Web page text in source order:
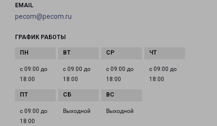
EMAIL
pecom@pecom.ru
ГРАФИК РАБОТЫ
с 09:00 до
18:00
с 09:00 до
18:00
с 09:00 до
18:00
с 09:00 до
18:00
с 09:00 до
18:00
Выходной Выходной